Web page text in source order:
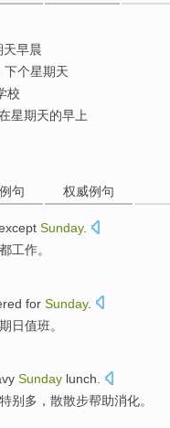
天早晨
下个星期天
校
星期天的早上
句 权威例句
Sunday.
都工作。
for Sunday.
日值班。
Sunday lunch.
别多， 散散步帮助消化。